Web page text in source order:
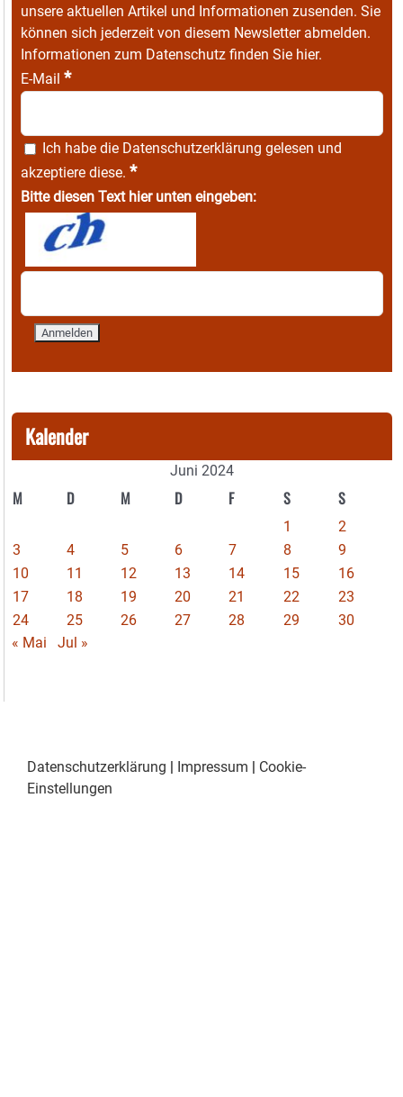
unsere aktuellen Artikel und Informationen zusenden. Sie
können sich jederzeit von diesem Newsletter abmelden.
Informationen zum Datenschutz finden Sie hier.
E-Mail *
Ich habe die Datenschutzerklärung gelesen und
akzeptiere diese. *
Bitte diesen Text hier unten eingeben:
Kalender
Juni 2024
M D M D F S S
1
2
3
4 5 6 7 8
9
10
11 12 13 14 15
16
17
18 19 20 21 22
23
24
25 26 27 28 29
30
« Mai
Jul »
Datenschutzerklärung | Impressum | Cookie-
Einstellungen